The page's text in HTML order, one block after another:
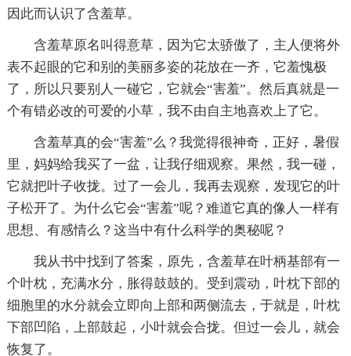
因此而认识了含羞草。
含羞草原名叫得意草，因为它太骄傲了，主人便将外
表不起眼的它和别的美丽多姿的花放在一齐，它羞愧极
了，所以只要别人一碰它，它就会“害羞”。然后真就是一
个有错必改的可爱的小草，我不由自主地喜欢上了它。
含羞草真的会“害羞”么？我觉得很神奇，正好，暑假
里，妈妈给我买了一盆，让我仔细观察。果然，我一碰，
它就把叶子收拢。过了一会儿，我再去观察，发现它的叶
子松开了。为什么它会“害羞”呢？难道它真的像人一样有
思想、有感情么？这当中有什么科学的奥秘呢？
我从书中找到了答案，原先，含羞草在叶柄基部有一
个叶枕，充满水分，胀得鼓鼓的。受到震动，叶枕下部的
细胞里的水分就会立即向上部和两侧流去，于就是，叶枕
下部凹陷，上部鼓起，小叶就会合拢。但过一会儿，就会
恢复了。